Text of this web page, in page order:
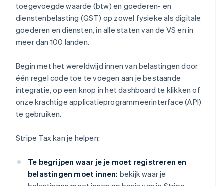
toegevoegde waarde (btw) en goederen- en
dienstenbelasting (GST) op zowel fysieke als digitale
goederen en diensten, in alle staten van de VS en in
meer dan 100 landen.
Begin met het wereldwijd innen van belastingen door
één regel code toe te voegen aan je bestaande
integratie, op een knop in het dashboard te klikken of
onze krachtige applicatieprogrammeerinterface (API)
te gebruiken.
Stripe Tax kan je helpen:
Te begrijpen waar je je moet registreren en
belastingen moet innen: bekijk waar je